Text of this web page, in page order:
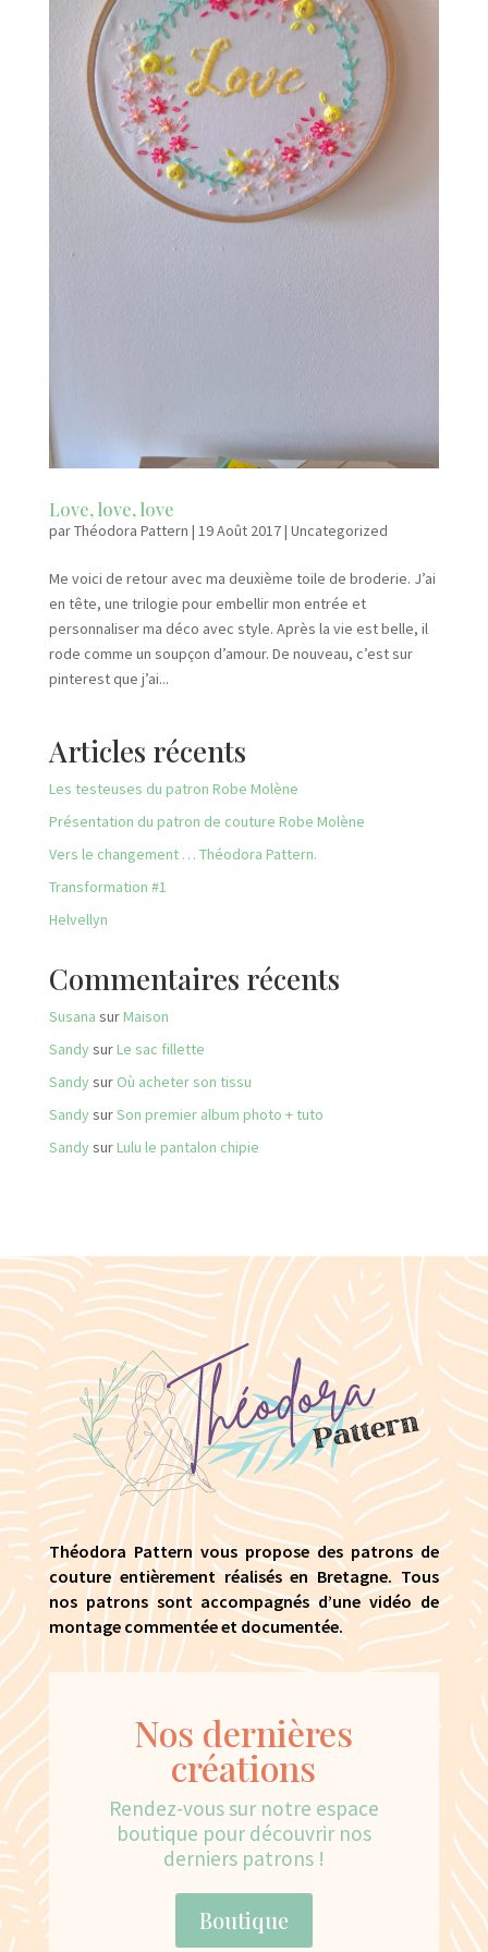
Love, love, love
parThéodora Pattern | 19 Août 2017| Uncategorized
Me voici de retour avec ma deuxième toile de broderie. J’ai
en tête, une trilogie pour embellir mon entrée et
personnaliser ma déco avec style. Après la vie est belle, il
rode comme un soupçon d’amour. De nouveau, c’est sur
pinterest que j’ai...
Articles récents
Les testeuses du patron Robe Molène
Présentation du patron de couture Robe Molène
Vers le changement … Théodora Pattern.
Transformation #1
Helvellyn
Commentaires récents
Susana surMaison
SandysurLe sac fillette
Sandysur Où acheter son tissu
SandysurSon premier album photo + tuto
SandysurLulu le pantalon chipie
Théodora Pattern vous propose des patrons de
couture entièrement réalisés en Bretagne. Tous
nos patrons sont accompagnés d’une vidéo de
montage commentée et documentée.
Nos dernières
créations
Rendez-vous sur notre espace
boutique pour découvrir nos
derniers patrons !
Boutique